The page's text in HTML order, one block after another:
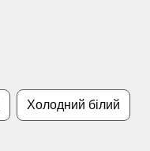
Холодний білий